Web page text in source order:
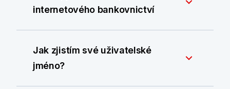
internetového bankovnictví
Jak zjistím své uživatelské
jméno?